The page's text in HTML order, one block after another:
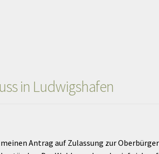
in Ludwigshafen
meinen Antrag auf Zulassung zur